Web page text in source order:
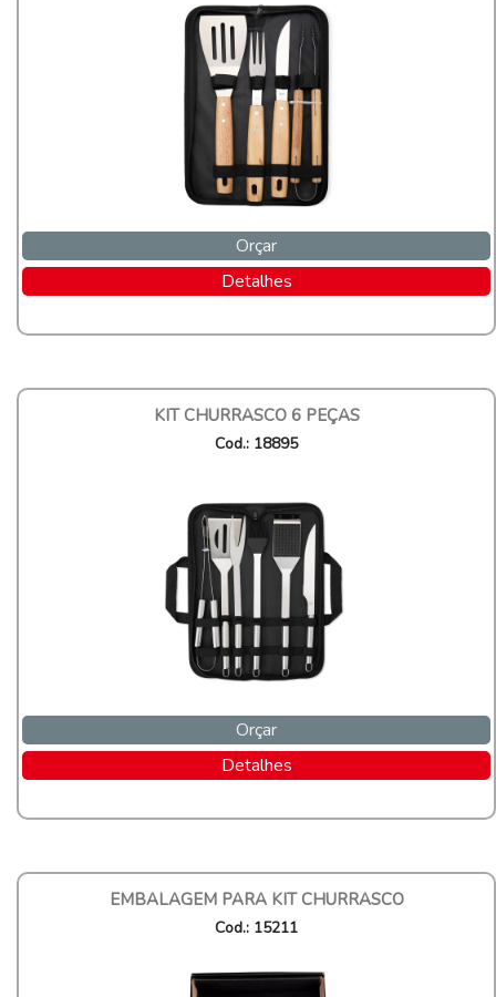
Orçar
Detalhes
KIT CHURRASCO 6 PEÇAS
Cod.: 18895
Orçar
Detalhes
EMBALAGEM PARA KIT CHURRASCO
Cod.: 15211